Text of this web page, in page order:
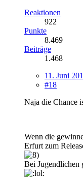
Reaktionen
922
Punkte
8.469
Beiträge
1.468
11. Juni
#18
Naja die Chance
Wenn die
Erfurt zum
Bei Jugendlichen